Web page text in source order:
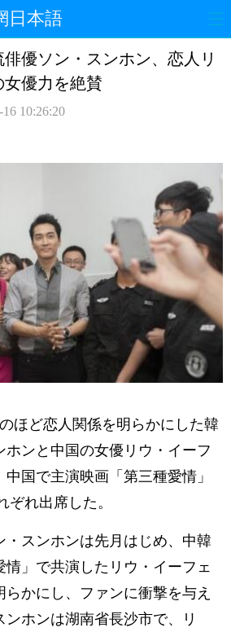
日本語
政治 経済
優ソン・スンホン、恋人リ
優力を絶賛
16 10:26:20
ほど恋人関係を明らかにした韓
ホンと中国の女優リウ・イーフ
国で主演映画「第三種愛情」
ぞれ出席した。
・スンホンは先月はじめ、中韓
」で共演したリウ・イーフェ
かにし、ファンに衝撃を与え
ンホンは湖南省長沙市で、リ